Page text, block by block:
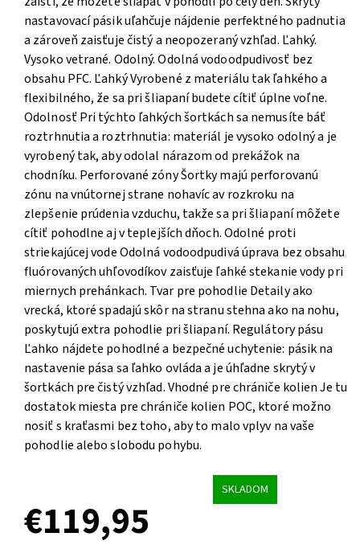
nastavovací pásik uľahčuje nájdenie perfektného padnutia
a zároveň zaisťuje čistý a neopozeraný vzhľad. Ľahký.
Vysoko vetrané. Odolný. Odolná vodoodpudivosť bez
obsahu PFC. Ľahký Vyrobené z materiálu tak ľahkého a
flexibilného, ​​že sa pri šliapaní budete cítiť úplne voľne.
Odolnosť Pri týchto ľahkých šortkách sa nemusíte báť
roztrhnutia a roztrhnutia: materiál je vysoko odolný a je
vyrobený tak, aby odolal nárazom od prekážok na
chodníku. Perforované zóny Šortky majú perforovanú
zónu na vnútornej strane nohavíc av rozkroku na
zlepšenie prúdenia vzduchu, takže sa pri šliapaní môžete
cítiť pohodlne aj v teplejších dňoch. Odolné proti
striekajúcej vode Odolná vodoodpudivá úprava bez obsahu
fluórovaných uhľovodíkov zaisťuje ľahké stekanie vody pri
miernych prehánkach. Tvar pre pohodlie Detaily ako
vrecká, ktoré spadajú skôr na stranu stehna ako na nohu,
poskytujú extra pohodlie pri šliapaní. Regulátory pásu
Ľahko nájdete pohodlné a bezpečné uchytenie: pásik na
nastavenie pása sa ľahko ovláda a je úhľadne skrytý v
šortkách pre čistý vzhľad. Vhodné pre chrániče kolien Je tu
dostatok miesta pre chrániče kolien POC, ktoré možno
nosiť s kraťasmi bez toho, aby to malo vplyv na vaše
pohodlie alebo slobodu pohybu.
SKLADOM
€119,95